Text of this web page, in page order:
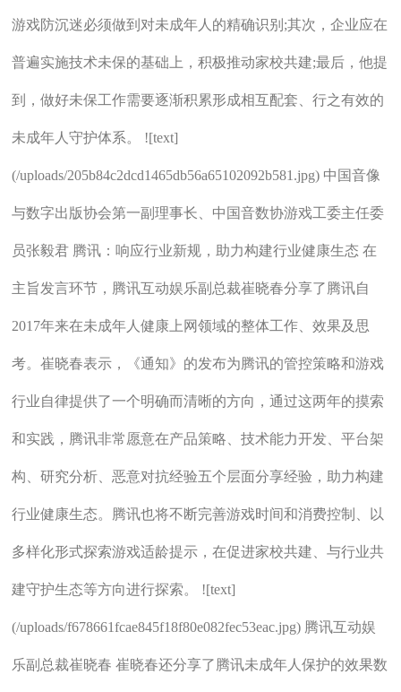
游戏防沉迷必须做到对未成年人的精确识别;其次，企业应在
普遍实施技术未保的基础上，积极推动家校共建;最后，他提
到，做好未保工作需要逐渐积累形成相互配套、行之有效的
未成年人守护体系。 ![text]
(/uploads/205b84c2dcd1465db56a65102092b581.jpg) 中国音像
与数字出版协会第一副理事长、中国音数协游戏工委主任委
员张毅君 腾讯：响应行业新规，助力构建行业健康生态 在
主旨发言环节，腾讯互动娱乐副总裁崔晓春分享了腾讯自
2017年来在未成年人健康上网领域的整体工作、效果及思
考。崔晓春表示，《通知》的发布为腾讯的管控策略和游戏
行业自律提供了一个明确而清晰的方向，通过这两年的摸索
和实践，腾讯非常愿意在产品策略、技术能力开发、平台架
构、研究分析、恶意对抗经验五个层面分享经验，助力构建
行业健康生态。腾讯也将不断完善游戏时间和消费控制、以
多样化形式探索游戏适龄提示，在促进家校共建、与行业共
建守护生态等方向进行探索。 ![text]
(/uploads/f678661fcae845f18f80e082fec53eac.jpg) 腾讯互动娱
乐副总裁崔晓春 崔晓春还分享了腾讯未成年人保护的效果数